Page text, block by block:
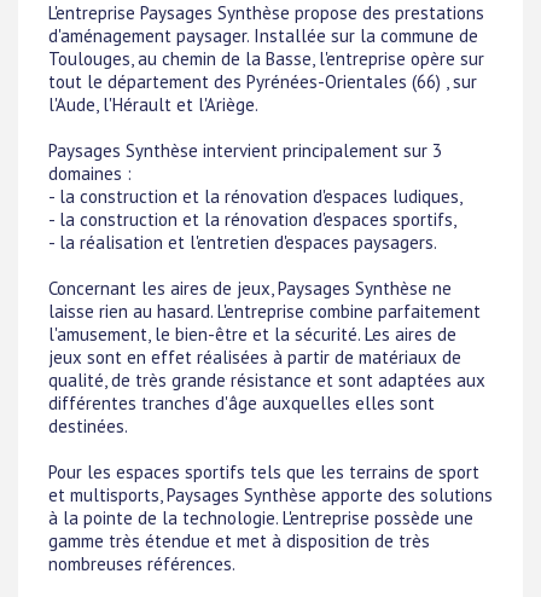
L'entreprise Paysages Synthèse propose des prestations
d'aménagement paysager. Installée sur la commune de
Toulouges, au chemin de la Basse, l'entreprise opère sur
tout le département des Pyrénées-Orientales (66) , sur
l'Aude, l'Hérault et l'Ariège.
Paysages Synthèse intervient principalement sur 3
domaines :
- la construction et la rénovation d'espaces ludiques,
- la construction et la rénovation d'espaces sportifs,
- la réalisation et l'entretien d'espaces paysagers.
Concernant les aires de jeux, Paysages Synthèse ne
laisse rien au hasard. L'entreprise combine parfaitement
l'amusement, le bien-être et la sécurité. Les aires de
jeux sont en effet réalisées à partir de matériaux de
qualité, de très grande résistance et sont adaptées aux
différentes tranches d'âge auxquelles elles sont
destinées.
Pour les espaces sportifs tels que les terrains de sport
et multisports, Paysages Synthèse apporte des solutions
à la pointe de la technologie. L'entreprise possède une
gamme très étendue et met à disposition de très
nombreuses références.